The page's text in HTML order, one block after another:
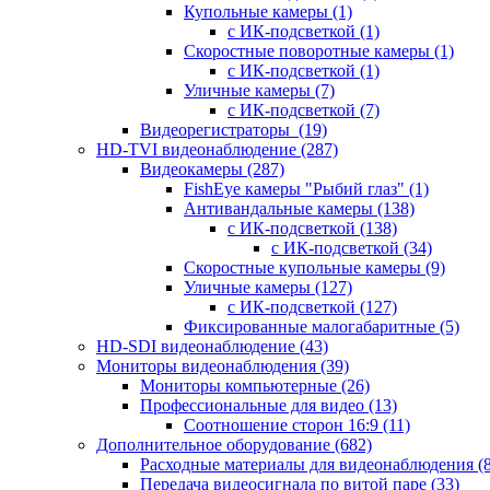
Купольные камеры (1)
с ИК-подсветкой (1)
Скоростные поворотные камеры (1)
с ИК-подсветкой (1)
Уличные камеры (7)
с ИК-подсветкой (7)
Видеорегистраторы (19)
HD-TVI видеонаблюдение (287)
Видеокамеры (287)
FishEye камеры "Рыбий глаз" (1)
Антивандальные камеры (138)
с ИК-подсветкой (138)
с ИК-подсветкой (34)
Скоростные купольные камеры (9)
Уличные камеры (127)
с ИК-подсветкой (127)
Фиксированные малогабаритные (5)
HD-SDI видеонаблюдение (43)
Мониторы видеонаблюдения (39)
Мониторы компьютерные (26)
Профессиональные для видео (13)
Соотношение сторон 16:9 (11)
Дополнительное оборудование (682)
Расходные материалы для видеонаблюдения
Передача видеосигнала по витой паре (33)